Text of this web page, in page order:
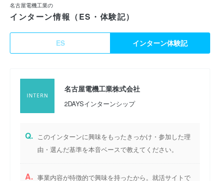
名古屋電機工業の
インターン情報（ES・体験記）
ES インターン体験記
名古屋電機工業株式会社
2DAYSインターンシップ
Q. このインターンに興味をもったきっかけ・参加した理
由・選んだ基準を本音ベースで教えてください。
A. 事業内容が特徴的で興味を持ったから。就活サイトで